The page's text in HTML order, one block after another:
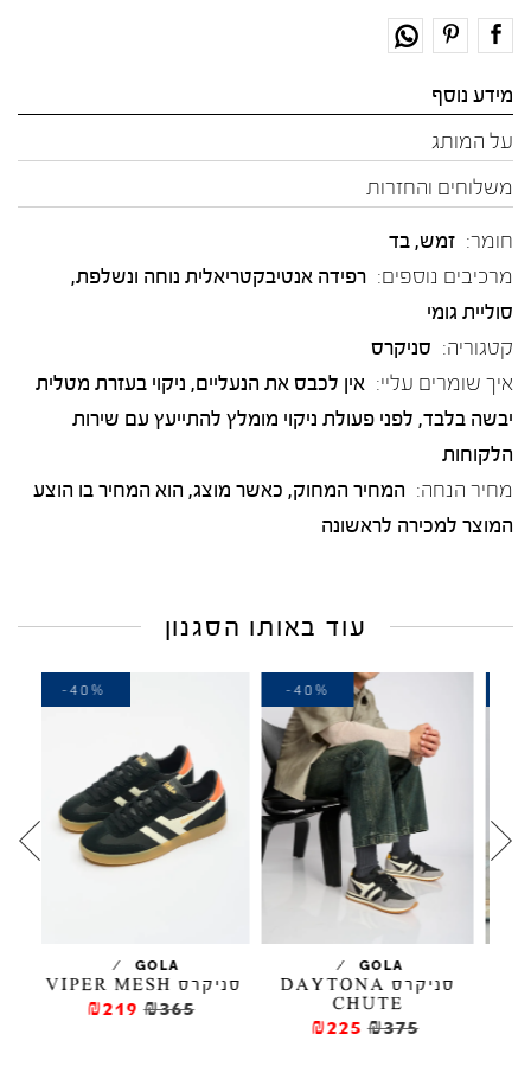
מידע נוסף
על המותג
משלוחים והחזרות
חומר: זמש, בד
מרכיבים נוספים: רפידה אנטיבקטריאלית נוחה ונשלפת,
סוליית גומי
קטגוריה: סניקרס
איך שומרים עליי: אין לכבס את הנעליים, ניקוי בעזרת מטלית
יבשה בלבד, לפני פעולת ניקוי מומלץ להתייעץ עם שירות
הלקוחות
מחיר הנחה: המחיר המחוק, כאשר מוצג, הוא המחיר בו הוצע
המוצר למכירה לראשונה
עוד באותו הסגנון
GOLA
סניקרס DAYTONA
CHUTE
₪375
₪225
-40%
GOLA
סניקרס VIPER MESH
₪365
₪219
-40%